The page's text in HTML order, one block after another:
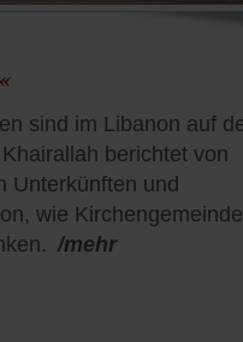
sind im Libanon auf
berichtet von
Unterkünften und
wie
/mehr